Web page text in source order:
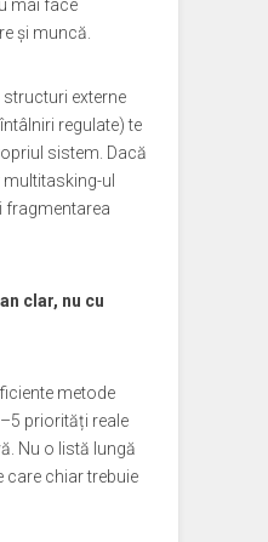
mai face
și muncă.
structuri externe
regulate) te
sistem. Dacă
ul
fragmentarea
clar, nu cu
metode
priorități reale
Nu o listă lungă
care chiar trebuie